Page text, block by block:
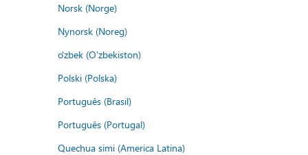
Norsk (Norge)
Nynorsk (Noreg)
o'zbek (O'zbekiston)
Polski (Polska)
Português (Brasil)
Português (Portugal)
Quechua simi (America Latina)